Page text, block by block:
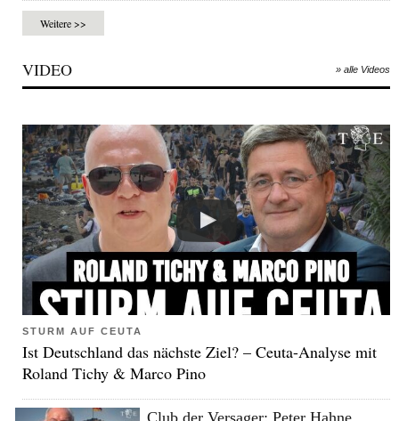
Weitere >>
VIDEO » alle Videos
STURM AUF CEUTA
Ist Deutschland das nächste Ziel? – Ceuta-Analyse mit
Roland Tichy & Marco Pino
Club der Versager: Peter Hahne